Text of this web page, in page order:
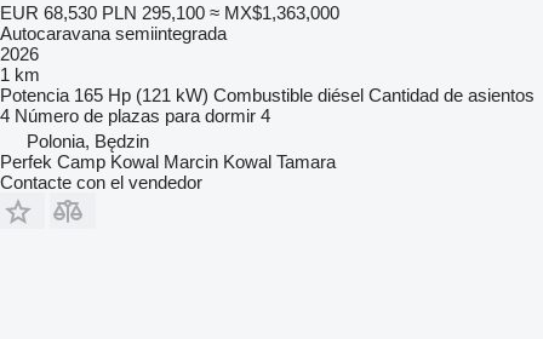
EUR 68,530 PLN 295,100 ≈ MX$1,363,000
Autocaravana semiintegrada
2026
1 km
Potencia 165 Hp (121 kW) Combustible diésel Cantidad de asientos
4 Número de plazas para dormir 4
Polonia, Będzin
Perfek Camp Kowal Marcin Kowal Tamara
Contacte con el vendedor